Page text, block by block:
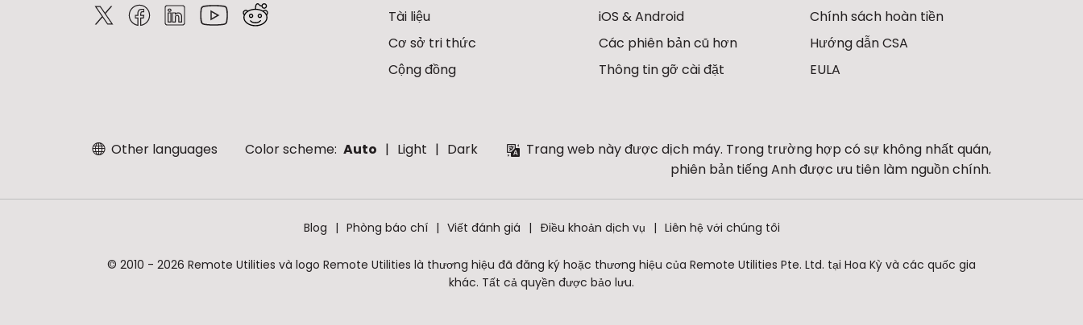
Tài liệu
Cơ sở tri thức
Cộng đồng
iOS & Android
Các phiên bản cũ hơn
Thông tin gỡ cài đặt
Chính sách hoàn tiền
Hướng dẫn CSA
EULA
Other languages Color scheme: Auto Light Dark
Trang web này được dịch máy. Trong trường hợp có sự không nhất quán,
phiên bản tiếng Anh được ưu tiên làm nguồn chính.
Blog Phòng báo chí Viết đánh giá Điều khoản dịch vụ Liên hệ với chúng tôi
© 2010 - 2026 Remote Utilities và logo Remote Utilities là thương hiệu đã đăng ký hoặc thương hiệu của Remote Utilities Pte. Ltd. tại Hoa Kỳ và các quốc gia
khác. Tất cả quyền được bảo lưu.